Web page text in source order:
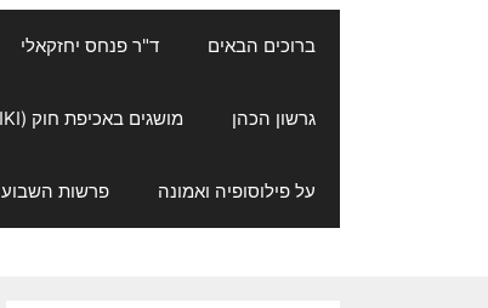
ברוכים הבאים ד"ר פנחס יחזקאלי
גרשון הכהן מושגים באכיפת חוק (WIKI)
על פילוסופיה ואמונה פרשות השבוע